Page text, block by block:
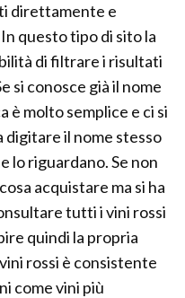
direttamente e
questo tipo di sito la
di filtrare i risultati
si conosce già il nome
è molto semplice e ci si
il nome stesso
riguardano. Se non
acquistare ma si ha
tutti i vini rossi
quindi la propria
rossi è consistente
come vini più